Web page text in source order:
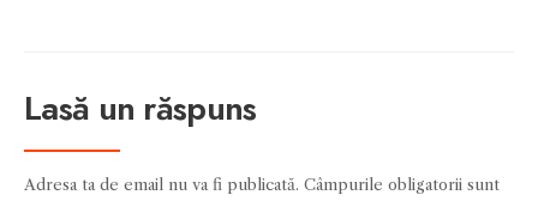
Lasă un răspuns
Adresa ta de email nu va fi publicată. Câmpurile obligatorii sunt